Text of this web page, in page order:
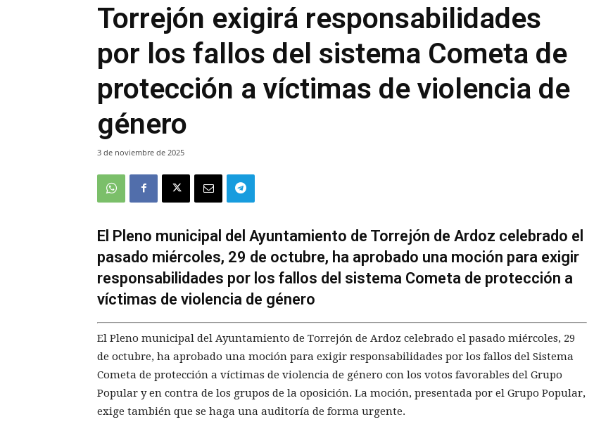
Torrejón exigirá responsabilidades
por los fallos del sistema Cometa de
protección a víctimas de violencia de
género
3 de noviembre de 2025
El Pleno municipal del Ayuntamiento de Torrejón de Ardoz celebrado el
pasado miércoles, 29 de octubre, ha aprobado una moción para exigir
responsabilidades por los fallos del sistema Cometa de protección a
víctimas de violencia de género
El Pleno municipal del Ayuntamiento de Torrejón de Ardoz celebrado el pasado miércoles, 29
de octubre, ha aprobado una moción para exigir responsabilidades por los fallos del Sistema
Cometa de protección a víctimas de violencia de género con los votos favorables del Grupo
Popular y en contra de los grupos de la oposición. La moción, presentada por el Grupo Popular,
exige también que se haga una auditoría de forma urgente.